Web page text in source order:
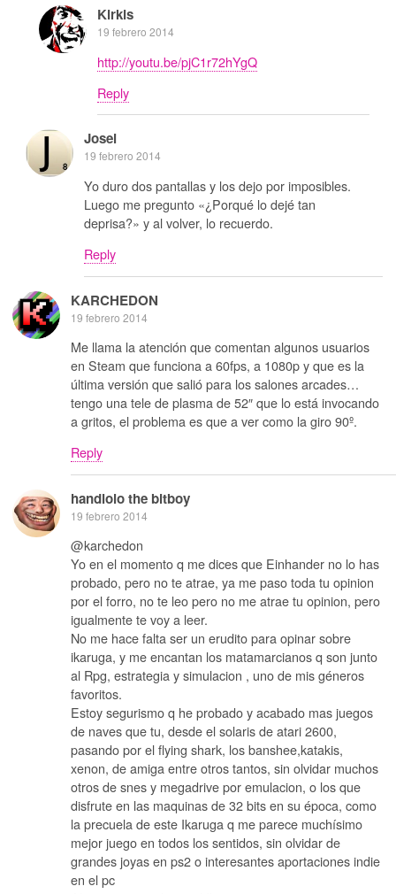
Kirkis
19 febrero 2014
http://youtu.be/pjC1r72hYgQ
Reply
Josei
19 febrero 2014
Yo duro dos pantallas y los dejo por imposibles.
Luego me pregunto «¿Porqué lo dejé tan
deprisa?» y al volver, lo recuerdo.
Reply
KARCHEDON
19 febrero 2014
Me llama la atención que comentan algunos usuarios
en Steam que funciona a 60fps, a 1080p y que es la
última versión que salió para los salones arcades…
tengo una tele de plasma de 52″ que lo está invocando
a gritos, el problema es que a ver como la giro 90º.
Reply
handlolo the bitboy
19 febrero 2014
@karchedon
Yo en el momento q me dices que Einhander no lo has
probado, pero no te atrae, ya me paso toda tu opinion
por el forro, no te leo pero no me atrae tu opinion, pero
igualmente te voy a leer.
No me hace falta ser un erudito para opinar sobre
ikaruga, y me encantan los matamarcianos q son junto
al Rpg, estrategia y simulacion , uno de mis géneros
favoritos.
Estoy segurismo q he probado y acabado mas juegos
de naves que tu, desde el solaris de atari 2600,
pasando por el flying shark, los banshee,katakis,
xenon, de amiga entre otros tantos, sin olvidar muchos
otros de snes y megadrive por emulacion, o los que
disfrute en las maquinas de 32 bits en su época, como
la precuela de este Ikaruga q me parece muchísimo
mejor juego en todos los sentidos, sin olvidar de
grandes joyas en ps2 o interesantes aportaciones indie
en el pc